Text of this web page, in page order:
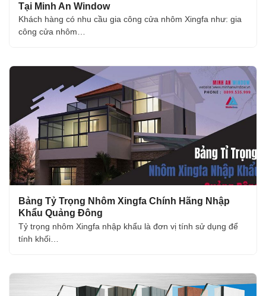
Tại Minh An Window
Khách hàng có nhu cầu gia công cửa nhôm Xingfa như: gia
công cửa nhôm…
Bảng Tỷ Trọng Nhôm Xingfa Chính Hãng Nhập
Khẩu Quảng Đông
Tỷ trọng nhôm Xingfa nhập khẩu là đơn vị tính sử dụng để
tính khối…